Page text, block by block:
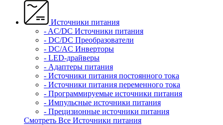
Источники питания
- AC/DC Источники питания
- DC/DC Преобразователи
- DC/AC Инверторы
- LED-драйверы
- Адаптеры питания
- Источники питания постоянного тока
- Источники питания переменного тока
- Программируемые источники питания
- Импульсные источники питания
- Прецизионные источники питания
Смотреть Все Источники питания